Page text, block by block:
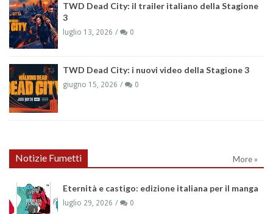
TWD Dead City: il trailer italiano della Stagione
3
luglio 13, 2026 0
TWD Dead City: i nuovi video della Stagione 3
giugno 15, 2026 0
Notizie Fumetti More »
Eternità e castigo: edizione italiana per il manga
luglio 29, 2026 0